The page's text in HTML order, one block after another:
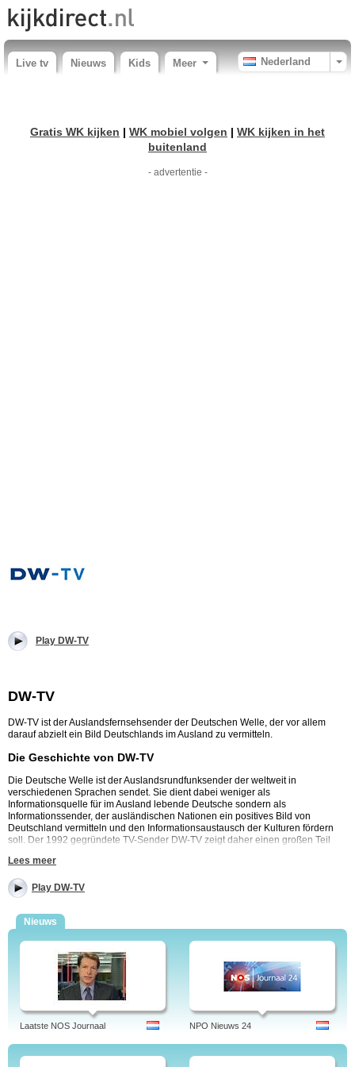
Live tv Nieuws Kids Meer Nederland
Gratis WK kijken | WK mobiel volgen | WK kijken in het
buitenland
- advertentie -
Play DW-TV
DW-TV
DW-TV ist der Auslandsfernsehsender der Deutschen Welle, der vor allem
darauf abzielt ein Bild Deutschlands im Ausland zu vermitteln.
Die Geschichte von DW-TV
Die Deutsche Welle ist der Auslandsrundfunksender der weltweit in
verschiedenen Sprachen sendet. Sie dient dabei weniger als
Informationsquelle für im Ausland lebende Deutsche sondern als
Informationssender, der ausländischen Nationen ein positives Bild von
Deutschland vermitteln und den Informationsaustausch der Kulturen fördern
soll. Der 1992 gegründete TV-Sender DW-TV zeigt daher einen großen Teil
auf Kurzwelle und erweiterte das Programm stetig um weitere Fremdsprachen
von Kisuaheli bis Dari. 1992 folgte die Inbetriebnahme des Fernsehsenders
Das Radioprogramm der Deutschen Welle wurde in den letzten Jahren
sukzessive immer weiter zurückgefahren, da sich das Medienverhalten der
Menschen weltweit geändert hat. Stattdessen wurde der Fernsehsender DW
gestärkt (das TV im Titel fiel weg) und auf eine verbesserte Präsenz im Internet
gesetzt. So lassen sich alle Fernsehprogramme von DW auch per Streaming
empfangen.
Neben einer Vielzahl selbstproduzierter Dokus übernimmt DW auch
Programme von ARD und ZDF, darunter die Nachrichten und beliebte
Die beliebtesten Programme von DW:
Lees meer
Play DW-TV
Nieuws
Laatste NOS Journaal NPO Nieuws 24